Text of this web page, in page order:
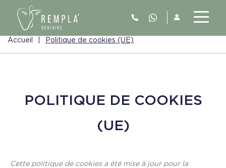
Accueil Politique de cookies (UE)
POLITIQUE DE COOKIES
(UE)
Cette politique de cookies a été mise à jour pour la